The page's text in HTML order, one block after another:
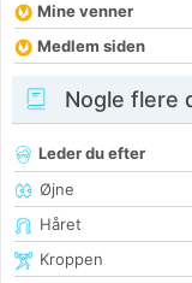
Mine venner
Medlem siden
Nogle flere
Leder du efter
Øjne
Håret
Kroppen